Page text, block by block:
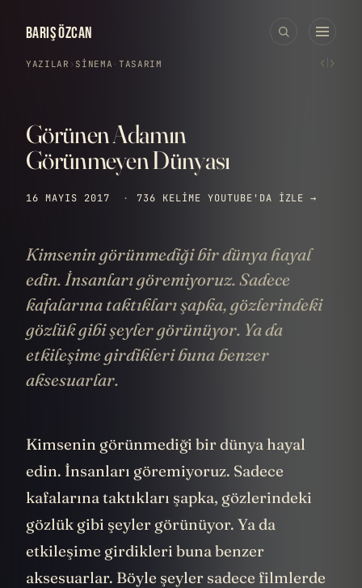
BARIŞ ÖZCAN
YAZILAR › SINEMA · TASARIM ‹ ›
Görünen Adamın
Görünmeyen Dünyası
16 MAYIS 2017 · 736 KELIME YOUTUBE'DA IZLE →
Kimsenin görünmediği bir dünya hayal
edin. İnsanları göremiyoruz. Sadece
kafalarına taktıkları şapka, gözlerindeki
gözlük gibi şeyler görünüyor. Ya da
etkileşime girdikleri buna benzer
aksesuarlar.
Kimsenin görünmediği bir dünya hayal
edin. İnsanları göremiyoruz. Sadece
kafalarına taktıkları şapka, gözlerindeki
gözlük gibi şeyler görünüyor. Ya da
etkileşime girdikleri buna benzer
aksesuarlar. Böyle şeyler sadece filmlerde